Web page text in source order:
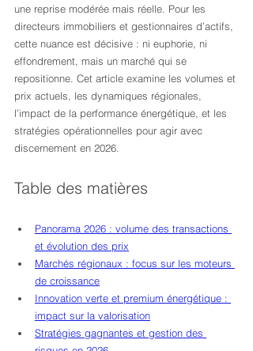
une reprise modérée mais réelle. Pour les
directeurs immobiliers et gestionnaires d’actifs,
cette nuance est décisive : ni euphorie, ni
effondrement, mais un marché qui se
repositionne. Cet article examine les volumes et
prix actuels, les dynamiques régionales,
l’impact de la performance énergétique, et les
stratégies opérationnelles pour agir avec
discernement en 2026.
Table des matières
Panorama 2026 : volume des transactions
et évolution des prix
Marchés régionaux : focus sur les moteurs
de croissance
Innovation verte et premium énergétique :
impact sur la valorisation
Stratégies gagnantes et gestion des